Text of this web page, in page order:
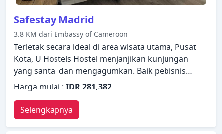
Safestay Madrid
3.8 KM dari Embassy of Cameroon
Terletak secara ideal di area wisata utama, Pusat
Kota, U Hostels Hostel menjanjikan kunjungan
yang santai dan mengagumkan. Baik pebisnis
maupun wisatawan, keduanya dapat menikmati
fasilitas dan layanan hotel. Fasilitas-fasilitas seperti
WiFi gratis di semua kamar, resepsionis 24 jam,
fasilitas untuk tamu dengan kebutuhan khusus,
check-in/check-out cepat, penyimpanan barang
Harga mulai : IDR 281,382
Selengkapnya